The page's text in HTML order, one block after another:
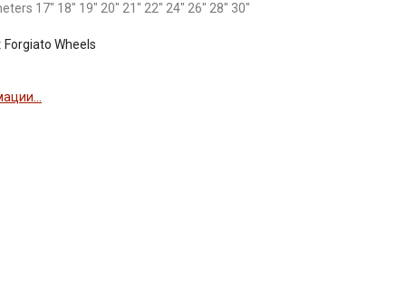
17" 18" 19" 20" 21" 22" 24" 26" 28" 30"
Forgiato Wheels